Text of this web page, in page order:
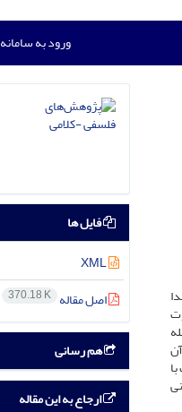
ورود به سامانه
فایل ها
XML
اصل مقاله 370.18 K
هم رسانی
ارجاع به این مقاله